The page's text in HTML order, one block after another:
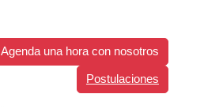
Agenda una hora con nosotros
Postulaciones